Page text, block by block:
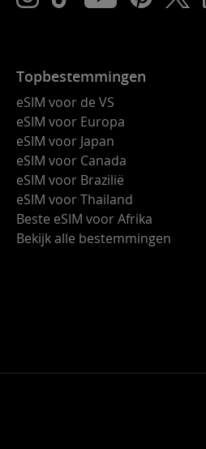
Topbestemmingen
eSIM voor de VS
eSIM voor Europa
eSIM voor Japan
eSIM voor Canada
eSIM voor Brazilië
eSIM voor Thailand
Beste eSIM voor Afrika
Bekijk alle bestemmingen